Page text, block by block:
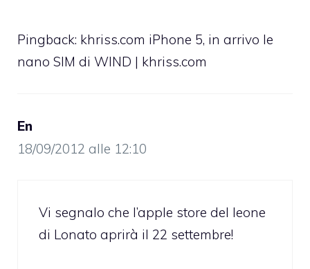
Pingback: khriss.com iPhone 5, in arrivo le
nano SIM di WIND | khriss.com
En
18/09/2012 alle 12:10
Vi segnalo che l’apple store del leone
di Lonato aprirà il 22 settembre!